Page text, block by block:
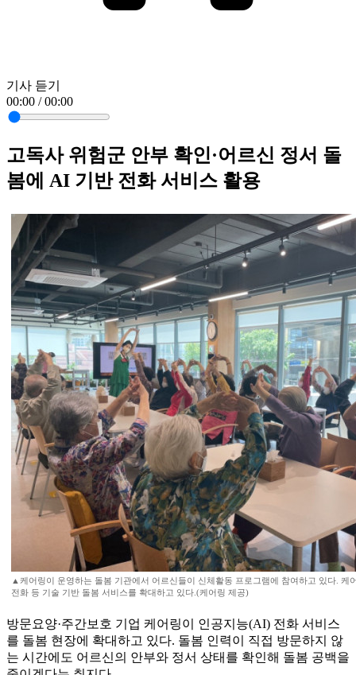
기사 듣기
00:00 / 00:00
고독사 위험군 안부 확인·어르신 정서 돌
봄에 AI 기반 전화 서비스 활용
▲케어링이 운영하는 돌봄 기관에서 어르신들이 신체활동 프로그램에 참여하고 있다. 케
전화 등 기술 기반 돌봄 서비스를 확대하고 있다.(케어링 제공)
방문요양·주간보호 기업 케어링이 인공지능(AI) 전화 서비스
를 돌봄 현장에 확대하고 있다. 돌봄 인력이 직접 방문하지 않
는 시간에도 어르신의 안부와 정서 상태를 확인해 돌봄 공백을